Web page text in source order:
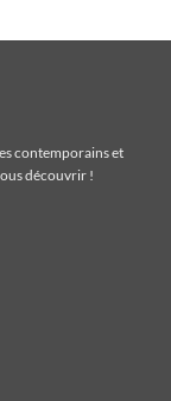
contemporains et
découvrir !